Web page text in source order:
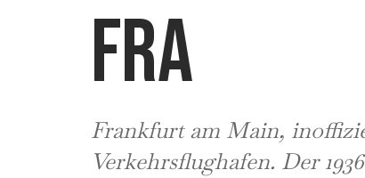
FRA
Frankfurt am Main,
Verkehrsflughafen. Der